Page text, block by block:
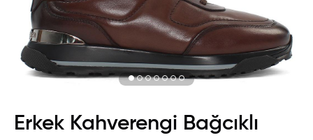
Erkek Kahverengi Bağcıklı